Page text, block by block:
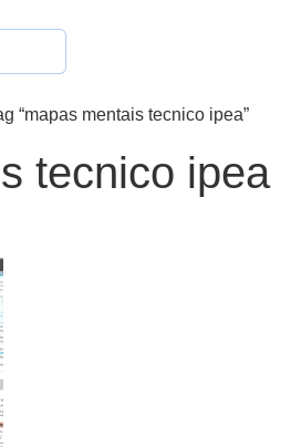
“mapas mentais tecnico ipea”
tecnico ipea